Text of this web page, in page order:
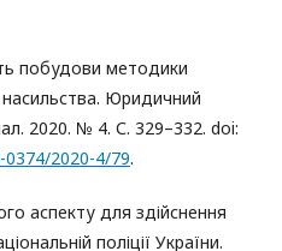
побудови методики
Юридичний
2020. № 4. С. 329–332. doi:
2020-4/79.
аспекту для здійснення
поліції України.